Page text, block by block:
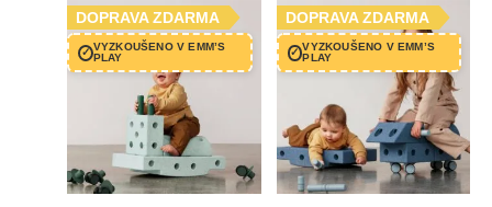
✓ VYZKOUŠENO V EMM’S
PLAY
DOPRAVA ZDARMA
✓ VYZKOUŠENO V EMM’S
PLAY
DOPRAVA ZDARMA